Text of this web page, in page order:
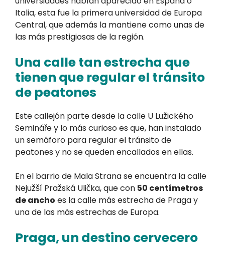
Italia, esta fue la primera universidad de Europa
Central, que además la mantiene como unas de
las más prestigiosas de la región.
Una calle tan estrecha que
tienen que regular el tránsito
de peatones
Este callejón parte desde la calle U Lužického
Semináře y lo más curioso es que, han instalado
un semáforo para regular el tránsito de
peatones y no se queden encallados en ellas.
En el barrio de Mala Strana se encuentra la calle
Nejužší Pražská Ulička, que con 50 centímetros
de ancho es la calle más estrecha de Praga y
una de las más estrechas de Europa.
Praga, un destino cervecero